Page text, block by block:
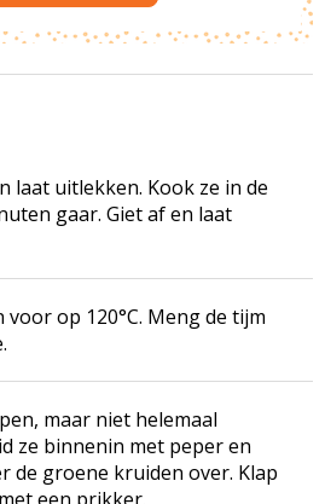
laat uitlekken. Kook ze in de
gaar. Giet af en laat
voor op 120°C. Meng de tijm
maar niet helemaal
ze binnenin met peper en
de groene kruiden over. Klap
een prikker.